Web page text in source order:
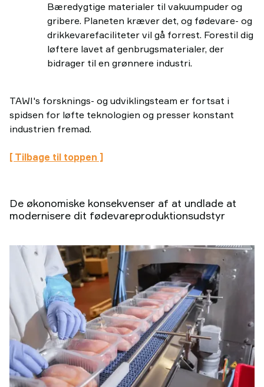
Bæredygtige materialer til vakuumpuder og
gribere. Planeten kræver det, og fødevare- og
drikkevarefaciliteter vil gå forrest. Forestil dig
løftere lavet af genbrugsmaterialer, der
bidrager til en grønnere industri.
TAWI's forsknings- og udviklingsteam er fortsat i
spidsen for løfte teknologien og presser konstant
industrien fremad.
[ Tilbage til toppen ]
De økonomiske konsekvenser af at undlade at
modernisere dit fødevareproduktionsudstyr